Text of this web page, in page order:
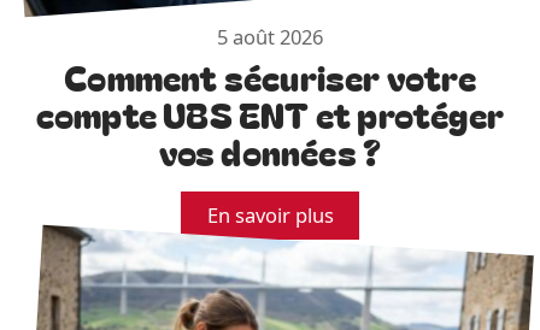
5 août 2026
Comment sécuriser votre
compte UBS ENT et protéger
vos données ?
En savoir plus